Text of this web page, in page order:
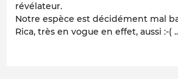
révélateur.
Notre espèce est décidément mal
Rica, très en vogue en effet, aussi :-(